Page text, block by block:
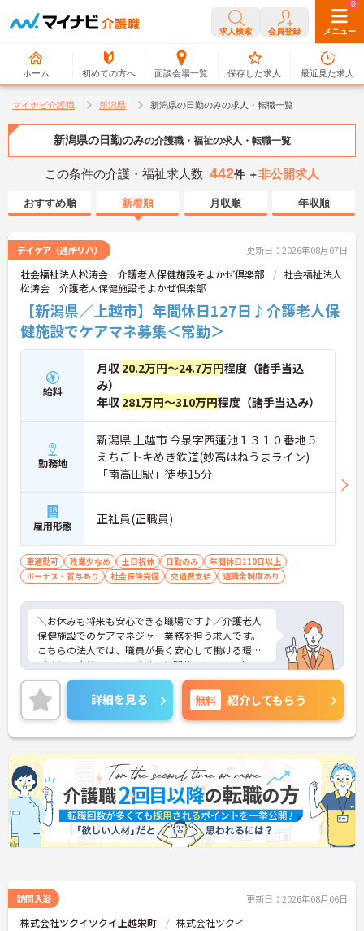
求人検索 会員登録 メニュー
ホーム 初めての方へ 面談会場一覧
0
保存した求人
0
最近見た求人
マイナビ介護職 新潟県 新潟県の日勤のみの求人・転職一覧
新潟県の日勤のみの介護職・福祉の求人・転職一覧
この条件の介護・福祉求人数 442件 ＋非公開求人
おすすめ順 新着順 月収順 年収順
デイケア（通所リハ） 更新日：2026年08月07日
社会福祉法人松涛会 介護老人保健施設そよかぜ倶楽部
社会福祉法人
松涛会 介護老人保健施設そよかぜ倶楽部
【新潟県／上越市】年間休日127日♪介護老人保
健施設でケアマネ募集＜常勤＞
給料
月収 20.2万円～24.7万円程度（諸手当込
み）
年収 281万円～310万円程度（諸手当込み）
勤務地
新潟県 上越市 今泉字西蓮池１３１０番地５
えちごトキめき鉄道(妙高はねうまライン)
「南高田駅」徒歩15分
雇用形態 正社員(正職員)
車通勤可 残業少なめ 土日祝休 日勤のみ
年間休日110日以上
ボーナス・賞与あり
社会保険完備 交通費支給 退職金制度あり
＼お休みも将来も安心できる職場です♪／介護老人
保健施設でのケアマネジャー業務を担う求人です。
こちらの法人では、職員が長く安心して働ける環境
づくりを大切にしています。年間休日127日・土日
祝休みとお休みが充実しており、仕事とプライベー
トの両立を目指したい方にもおすすめです。また、
有給休暇・看護休暇・介護休暇は1時間単位で取得
可能なため、ご家庭の予定や急な用事にも柔軟に対
応できます。さらに定年は70歳と長く、経験を活か
しながら腰を据えて働ける環境。利用者様一人ひと
りに寄り添ったケアを大切にしながら、自分らしい
キャリアを築いていきたい方にぴったりの職場で
す。
詳細を見る 無料 紹介してもらう
訪問入浴 更新日：2026年08月06日
株式会社ツクイツクイ上越栄町 株式会社ツクイ